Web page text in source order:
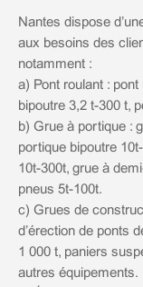
Nantes dispose
aux besoins des
notamment :
a) Pont roulant :
bipoutre 3,2 t-300 t,
b) Grue à portique :
portique bipoutre
10t-300t, grue à
pneus 5t-100t.
c) Grues de
d’érection de ponts
1 000 t, paniers
autres équipements.